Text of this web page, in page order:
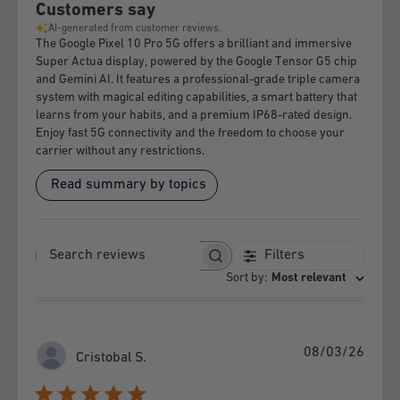
of the software (software change)
b) If the maintenance, preventive or corrective, or any other
service to the Equipment has not been provided by GSMPRO.
c) If the defects or damages are the result of improper use of
the Equipment and / or accessories.
d) If the Equipment and / or its parts are disassembled.
e) If the defects or damages are caused by exposure to
extreme temperatures, humidity and / or liquid, organic or
f) If the equipment presents blows, scratches, cracks, or any
alteration to its physical state, no matter how small,
guarantee effective:
Customers say
AI-generated from customer reviews.
The Google Pixel 10 Pro 5G offers a brilliant and immersive
Super Actua display, powered by the Google Tensor G5 chip
and Gemini AI. It features a professional-grade triple camera
system with magical editing capabilities, a smart battery that
learns from your habits, and a premium IP68-rated design.
Enjoy fast 5G connectivity and the freedom to choose your
carrier without any restrictions.
Read summary by topics
Search reviews Filters
Sort by: Most relevant
Cristobal S. 08/03/26